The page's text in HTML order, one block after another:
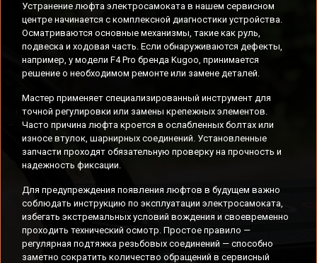
Устранение люфта электросамоката в нашем сервисном
центре начинается с комплексной диагностики устройства.
Осматриваются основные механизмы, такие как руль,
подвеска и ходовая часть. Если обнаруживаются дефекты,
например, у модели F4 Pro бренда Kugoo, принимается
решение о необходимом ремонте или замене деталей.
Мастер применяет специализированный инструмент для
точной регулировки или замены крепежных элементов.
Часто причина люфта кроется в ослабленных болтах или
износе втулок, шарнирных соединений. Установленные
запчасти проходят обязательную проверку на прочность и
надежность фиксации.
Для предупреждения появления люфтов в будущем важно
соблюдать инструкцию по эксплуатации электросамоката,
избегать экстремальных условий вождения и своевременно
проходить технический осмотр. Простое правило —
регулярная подтяжка резьбовых соединений — способно
заметно сократить количество обращений в сервисный